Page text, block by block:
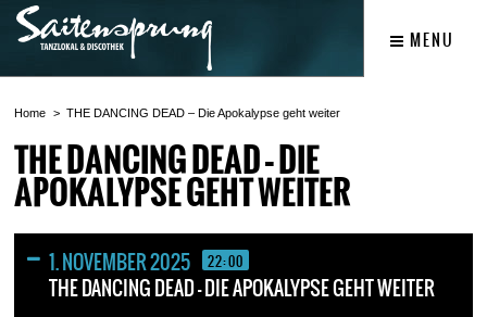
MENU
Home THE DANCING DEAD – Die Apokalypse geht weiter
THE DANCING DEAD – DIE
APOKALYPSE GEHT WEITER
1. NOVEMBER 2025 22:00
THE DANCING DEAD – DIE APOKALYPSE GEHT WEITER